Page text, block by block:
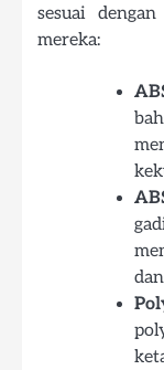
sesuai
mereka: